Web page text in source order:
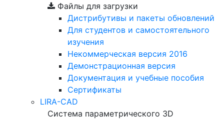
Файлы для загрузки
Дистрибутивы и пакеты обновлений
Для студентов и самостоятельного
изучения
Некоммерческая версия 2016
Демонстрационная версия
Документация и учебные пособия
Сертификаты
LIRA-CAD
Система параметрического 3D